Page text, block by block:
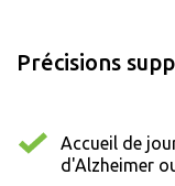
Précisions
Accueil de
d'Alzheimer